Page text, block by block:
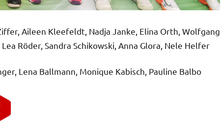
Aileen Kleefeldt, Nadja Janke, Elina Orth, Wolfgang
Röder, Sandra Schikowski, Anna Glora, Nele Helfer
Lena Ballmann, Monique Kabisch, Pauline Balbo